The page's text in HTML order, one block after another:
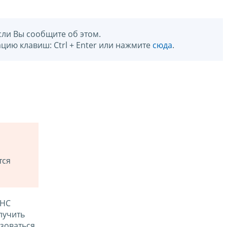
Вы сообщите об этом.
клавиш: Ctrl + Enter или нажмите сюда.